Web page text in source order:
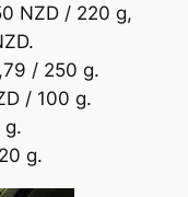
NZD / 220 g,
/ 250 g.
/ 100 g.
g.
g.